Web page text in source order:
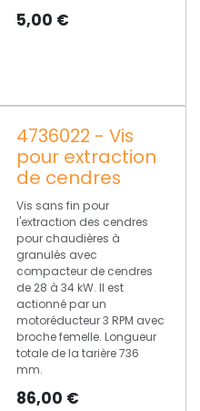
5,00 €
4736022 - Vis
pour extraction
de cendres
Vis sans fin pour
l'extraction des cendres
pour chaudières à
granulés avec
compacteur de cendres
de 28 à 34 kW. Il est
actionné par un
motoréducteur 3 RPM avec
broche femelle. Longueur
totale de la tarière 736
mm.
86,00 €